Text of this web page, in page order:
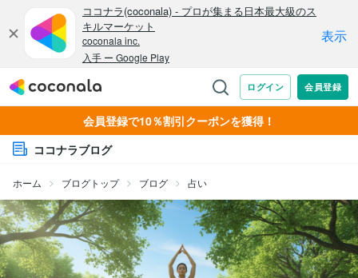
会員登録で10％割引クーポンを獲得！
ココナラブログ
ホーム ブログトップ ブログ 占い